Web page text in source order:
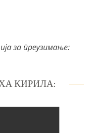
за преузимање:
КИРИЛА: